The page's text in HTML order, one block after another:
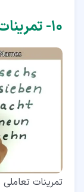
۱۰‏- تمرینات تعاملی اعداد به زبان آلمانی
تمرینات